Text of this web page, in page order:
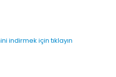
indirmek için tıklayın